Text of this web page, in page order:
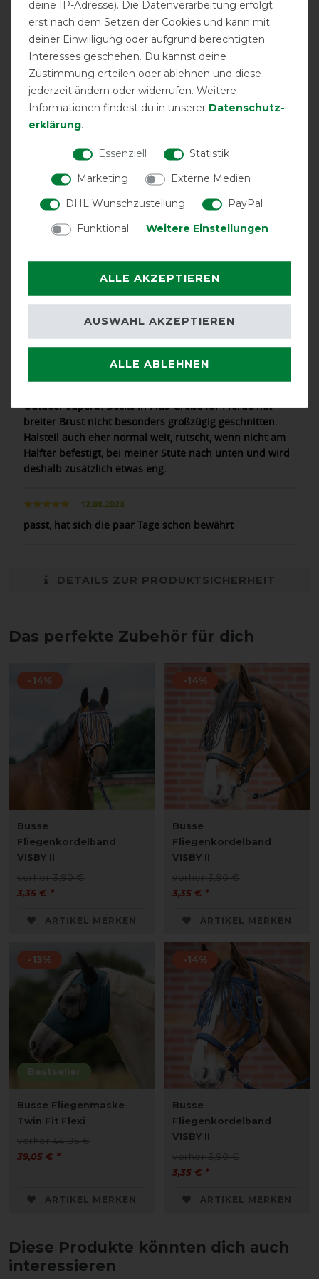
Negative
25%
LATEST REVIEWS
14.07.2026
passt perfekt
Der Bauchlatz ist winzig klein, bei Pferden, die einen
benötigen, vermutlich zu wenig Schutz. Dazu kommt,
Das hat bei meinem Pferd dazu geführt, dass ich die
vordere Schnalle problemlos schließen konnte, die
hintere aber nicht annähernd zu ging, weil das dann
verarbeitet ist. Der Bauch bewegt sich ja beim Atmen
und viel Fressen.
Outdoor superb. Decke in Plus-Größe für Pferde mit
breiter Brust nicht besonders großzügig geschnitten.
Halsteil auch eher normal weit, rutscht, wenn nicht am
Halfter befestigt, bei meiner Stute nach unten und wird
deshalb zusätzlich etwas eng.
12.08.2023
passt, hat sich die paar Tage schon bewährt
DETAILS ZUR PRODUKTSICHERHEIT
Das perfekte Zubehör für dich
-14%
Busse
Fliegenkordelband
VISBY II
vorher 3,90 €
3,35 € *
ARTIKEL MERKEN
-14%
Busse
Fliegenkordelband
VISBY II
vorher 3,90 €
3,35 € *
ARTIKEL MERKEN
Bestseller
-13%
Busse Fliegenmaske
Twin Fit Flexi
vorher 44,85 €
39,05 € *
ARTIKEL MERKEN
-14%
Busse
Fliegenkordelband
VISBY II
vorher 3,90 €
3,35 € *
ARTIKEL MERKEN
Diese Produkte könnten dich auch
interessieren
deine IP-Adresse). Die Datenverarbeitung erfolgt
erst nach dem Setzen der Cookies und kann mit
deiner Einwilligung oder aufgrund berechtigten
Interesses geschehen. Du kannst deine
Zustimmung erteilen oder ablehnen und diese
jederzeit ändern oder widerrufen. Weitere
Informationen findest du in unserer Daten­schutz­
erklärung.
Essenziell
Statistik
Marketing
Externe Medien
DHL Wunschzustellung
PayPal
Funktional
Weitere Einstellungen
ALLE AKZEPTIEREN
ALLE ABLEHNEN
AUSWAHL AKZEPTIEREN